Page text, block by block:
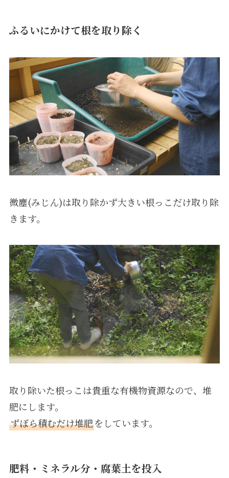
ふるいにかけて根を取り除く
微塵(みじん)は取り除かず大きい根っこだけ取り除
きます。
取り除いた根っこは貴重な有機物資源なので、堆
肥にします。
ずぼら積むだけ堆肥をしています。
肥料・ミネラル分・腐葉土を投入